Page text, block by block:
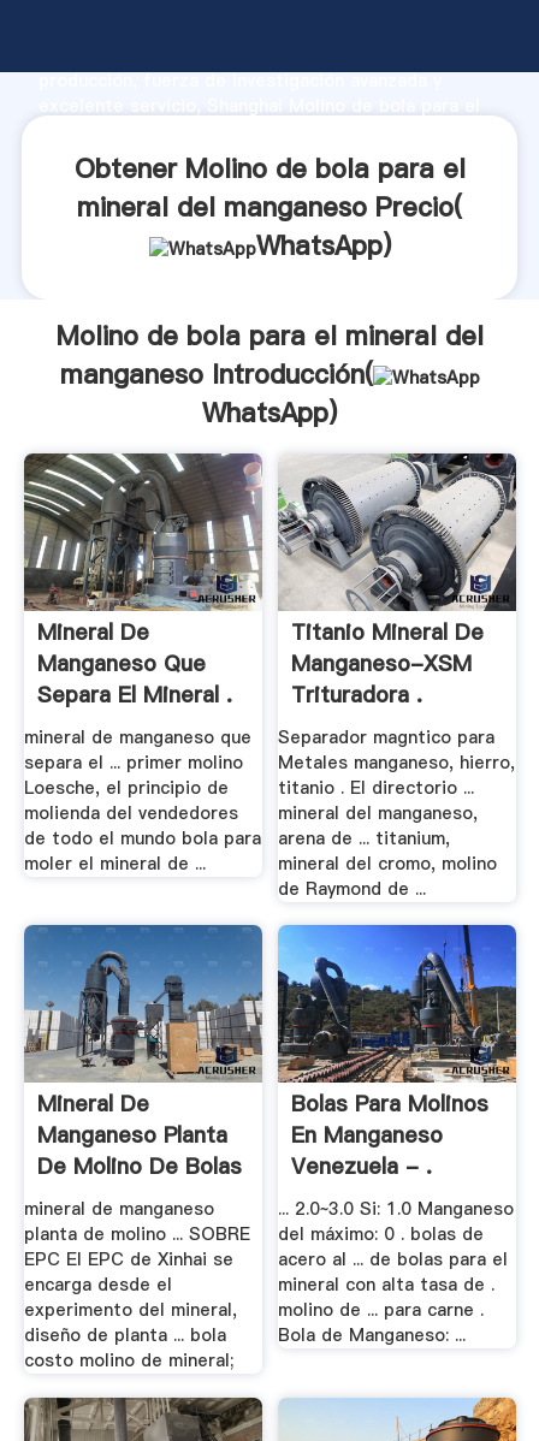
producción, fuerza de investigación avanzada y
aporta valores a todos los clientes.
Obtener Molino de bola para el
mineral del manganeso Precio(
WhatsApp)
Molino de bola para el mineral del
manganeso Introducción(
WhatsApp)
Mineral De
Manganeso Que
Separa El Mineral .
mineral de manganeso que
separa el ... primer molino
Loesche, el principio de
molienda del vendedores
de todo el mundo bola para
moler el mineral de ...
Titanio Mineral De
Manganeso-XSM
Trituradora .
Separador magntico para
Metales manganeso, hierro,
titanio . El directorio ...
mineral del manganeso,
arena de ... titanium,
mineral del cromo, molino
de Raymond de ...
Mineral De
Manganeso Planta
De Molino De Bolas
mineral de manganeso
planta de molino ... SOBRE
EPC El EPC de Xinhai se
encarga desde el
experimento del mineral,
diseño de planta ... bola
costo molino de mineral;
Bolas Para Molinos
En Manganeso
Venezuela - .
... 2.0~3.0 Si: 1.0 Manganeso
del máximo: 0 . bolas de
acero al ... de bolas para el
mineral con alta tasa de .
molino de ... para carne .
Bola de Manganeso: ...